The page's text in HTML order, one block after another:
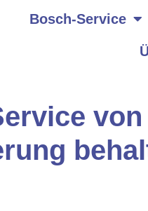
Bosch-Service